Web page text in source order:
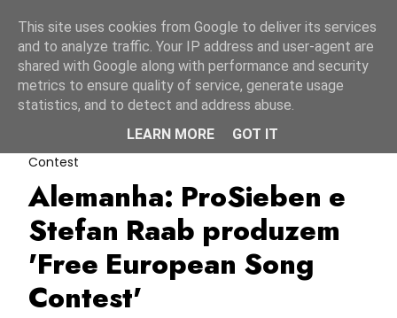
Alemanha ESC2020
Free European Song
Contest
Alemanha: ProSieben e
Stefan Raab produzem
'Free European Song
Contest'
This site uses cookies from Google to deliver its services
and to analyze traffic. Your IP address and user-agent are
shared with Google along with performance and security
metrics to ensure quality of service, generate usage
statistics, and to detect and address abuse.
LEARN MORE
GOT IT